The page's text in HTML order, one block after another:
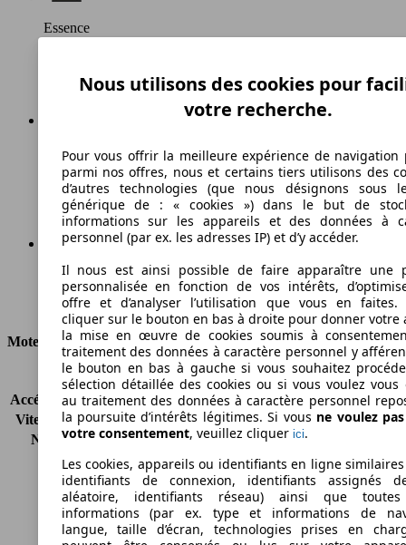
Essence
304 g/km
Émissions de CO2 (combinées)*
Ø 12.8 l/100km
Consommation
Moteur et Puissance
KW (CH)
285 kW (388 PS)
Accélération (0-100 km/h) 5.8s
Vitesse maximale (km/h) 250 km/h
Nombre de vitesses
7
Couple
530 nm
Cylindrée
5461 ccm
Carburant
Essence
Cylindres
Transmission
Boîte automatique
Nous utilisons des cookies pour
votre recherche.
Pour vous offrir la meilleure expérience de navigation
parmi nos offres, nous et certains tiers utilisons des
d’autres technologies (que nous désignons sous
générique de : « cookies ») dans le but de
informations sur les appareils et des données à
personnel (par ex. les adresses IP) et d’y accéder.
Il nous est ainsi possible de faire apparaître une
personnalisée en fonction de vos intérêts,
offre et d’analyser l’utilisation que vous en faites.
cliquer sur le bouton en bas à droite pour donner votre
la mise en œuvre de cookies soumis à
traitement des données à caractère personnel y
le bouton en bas à gauche si vous souhaitez
sélection détaillée des cookies ou si vous voulez vous
au traitement des données à caractère personnel
la poursuite d’intérêts légitimes. Si vous ne voulez
votre consentement, veuillez cliquer ici.
Les cookies, appareils ou identifiants en ligne
identifiants de connexion, identifiants assignés
aléatoire, identifiants réseau) ainsi que
informations (par ex. type et informations de
langue, taille d’écran, technologies prises en